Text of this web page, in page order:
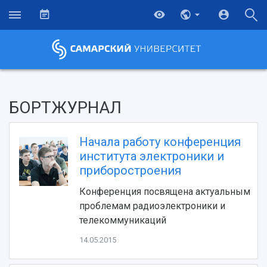
БОРТЖУРНАЛ
Начала работу конференция
института электроники и
приборостроения
Конференция посвящена актуальным
проблемам радиоэлектроники и
телекоммуникаций
14.05.2015